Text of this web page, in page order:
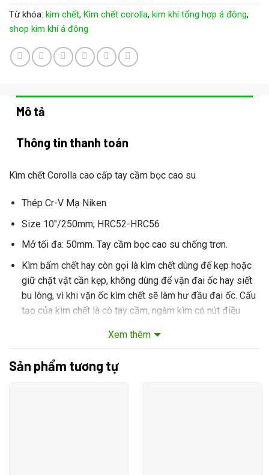
Từ khóa: kìm chết, Kìm chết corolla, kim khí tổng hợp á đông,
shop kim khí á đông
Mô tả
Thông tin thanh toán
Kìm chết Corolla cao cấp tay cầm bọc cao su
Thép Cr-V Mạ Niken
Size 10″/250mm; HRC52-HRC56
Mở tối đa: 50mm. Tay cầm bọc cao su chống trơn.
Kìm bấm chết hay còn gọi là kìm chết dùng để kẹp hoặc
giữ chặt vật cần kẹp, không dùng để vặn đai ốc hay siết
bu lông, vì khi vặn ốc kìm chết sẽ làm hư đầu đai ốc. Cấu
tạo của kìm chết là có tay cầm, ngàm kìm có nút điều
việc kẹp, giữ chặt vật cần kẹp
Khách hàng cần mua hàng trực tiếp xin vui lòng liên hệ shop
Xem thêm
Sản phẩm tương tự